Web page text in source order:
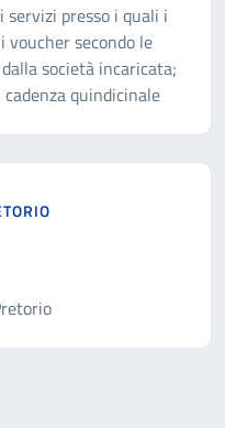
servizi presso i quali i
voucher secondo le
società incaricata;
quindicinale